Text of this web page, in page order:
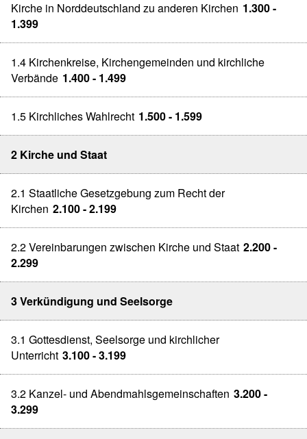
Kirche in Norddeutschland zu anderen Kirchen 1.300 -
1.399
1.4 Kirchenkreise, Kirchengemeinden und kirchliche
Verbände 1.400 - 1.499
1.5 Kirchliches Wahlrecht 1.500 - 1.599
2 Kirche und Staat
2.1 Staatliche Gesetzgebung zum Recht der
Kirchen 2.100 - 2.199
2.2 Vereinbarungen zwischen Kirche und Staat 2.200 -
2.299
3 Verkündigung und Seelsorge
3.1 Gottesdienst, Seelsorge und kirchlicher
Unterricht 3.100 - 3.199
3.2 Kanzel- und Abendmahlsgemeinschaften 3.200 -
3.299